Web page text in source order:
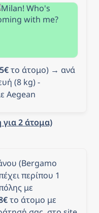
το άτομο) → ανά
(8 kg) -
Aegean
για 2 άτομα)
(Bergamo
περίπου 1
το άτομο με